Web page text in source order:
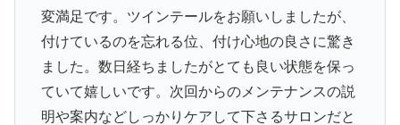
変満足です。ツインテールをお願いしましたが、
付けているのを忘れる位、付け心地の良さに驚き
ました。数日経ちましたがとても良い状態を保っ
ていて嬉しいです。次回からのメンテナンスの説
明や案内などしっかりケアして下さるサロンだと